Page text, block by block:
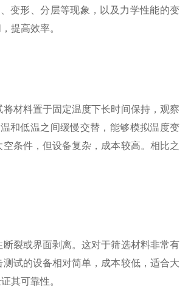
变形、分层等现象，以及力学性能的变
提高效率。
材料置于固定温度下长时间保持，观察
和低温之间缓慢交替，能够模拟温度变
条件，但设备复杂，成本较高。相比之
裂或界面剥离。这对于筛选材料非常有
试的设备相对简单，成本较低，适合大
其可靠性。